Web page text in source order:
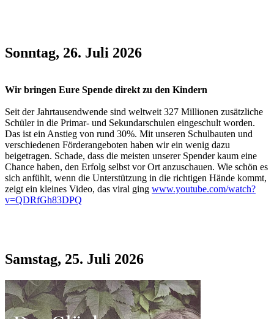
Sonntag, 26. Juli 2026
Wir bringen Eure Spende direkt zu den Kindern
Seit der Jahrtausendwende sind weltweit 327 Millionen zusätzliche
Schüler in die Primar- und Sekundarschulen eingeschult worden.
Das ist ein Anstieg von rund 30%. Mit unseren Schulbauten und
verschiedenen Förderangeboten haben wir ein wenig dazu
beigetragen. Schade, dass die meisten unserer Spender kaum eine
Chance haben, den Erfolg selbst vor Ort anzuschauen. Wie schön es
sich anfühlt, wenn die Unterstützung in die richtigen Hände kommt,
zeigt ein kleines Video, das viral ging www.youtube.com/watch?
v=QDRfGh83DPQ
Samstag, 25. Juli 2026